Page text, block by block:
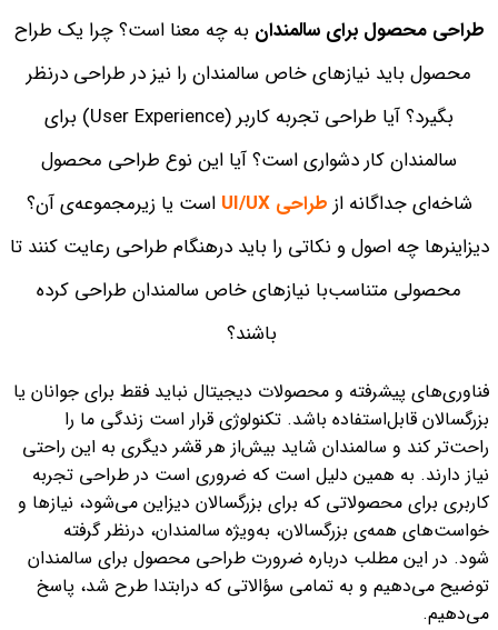
طراحی محصول برای سالمندان به چه معنا است؟ چرا یک طراح
محصول باید نیازهای خاص سالمندان را نیز در طراحی درنظر
بگیرد؟ آیا طراحی تجربه کاربر (User Experience) برای
سالمندان کار دشواری است؟ آیا این نوع طراحی محصول
شاخه‌ای جداگانه از طراحی UI/UX
است یا زیرمجموعه‌ی آن؟
دیزاینرها چه اصول و نکاتی را باید درهنگام طراحی رعایت کنند تا
محصولی متناسب‌با نیازهای خاص سالمندان طراحی کرده
باشند؟
فناوری‌های پیشرفته و محصولات دیجیتال نباید فقط برای جوانان یا
بزرگسالان قابل‌استفاده باشد. تکنولوژی قرار است زندگی ما را
راحت‌تر کند و سالمندان شاید بیش‌از هر قشر دیگری به این راحتی
نیاز دارند. به‌ همین‌ دلیل است که ضروری است در طراحی تجربه
کاربری برای محصولاتی که برای بزرگسالان دیزاین می‌شود، نیازها و
خواست‌های همه‌ی بزرگسالان، به‌ویژه سالمندان، درنظر گرفته
شود. در این مطلب درباره ضرورت طراحی محصول برای سالمندان
توضیح می‌دهیم و به تمامی سؤالاتی که درابتدا طرح شد، پاسخ
می‌دهیم.